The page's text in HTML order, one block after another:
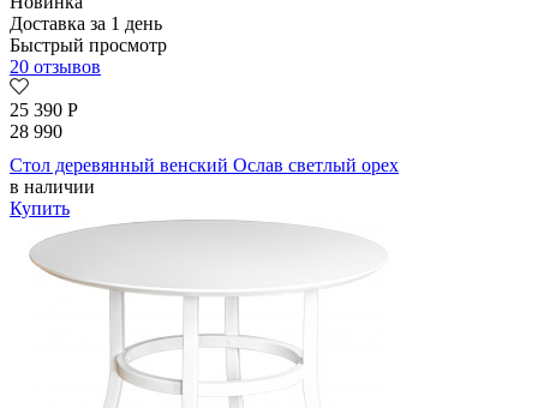
Доставка за 1 день
Быстрый просмотр
20 отзывов
25 390 Р
28 990
Стол деревянный венский Ослав светлый орех
в наличии
Купить